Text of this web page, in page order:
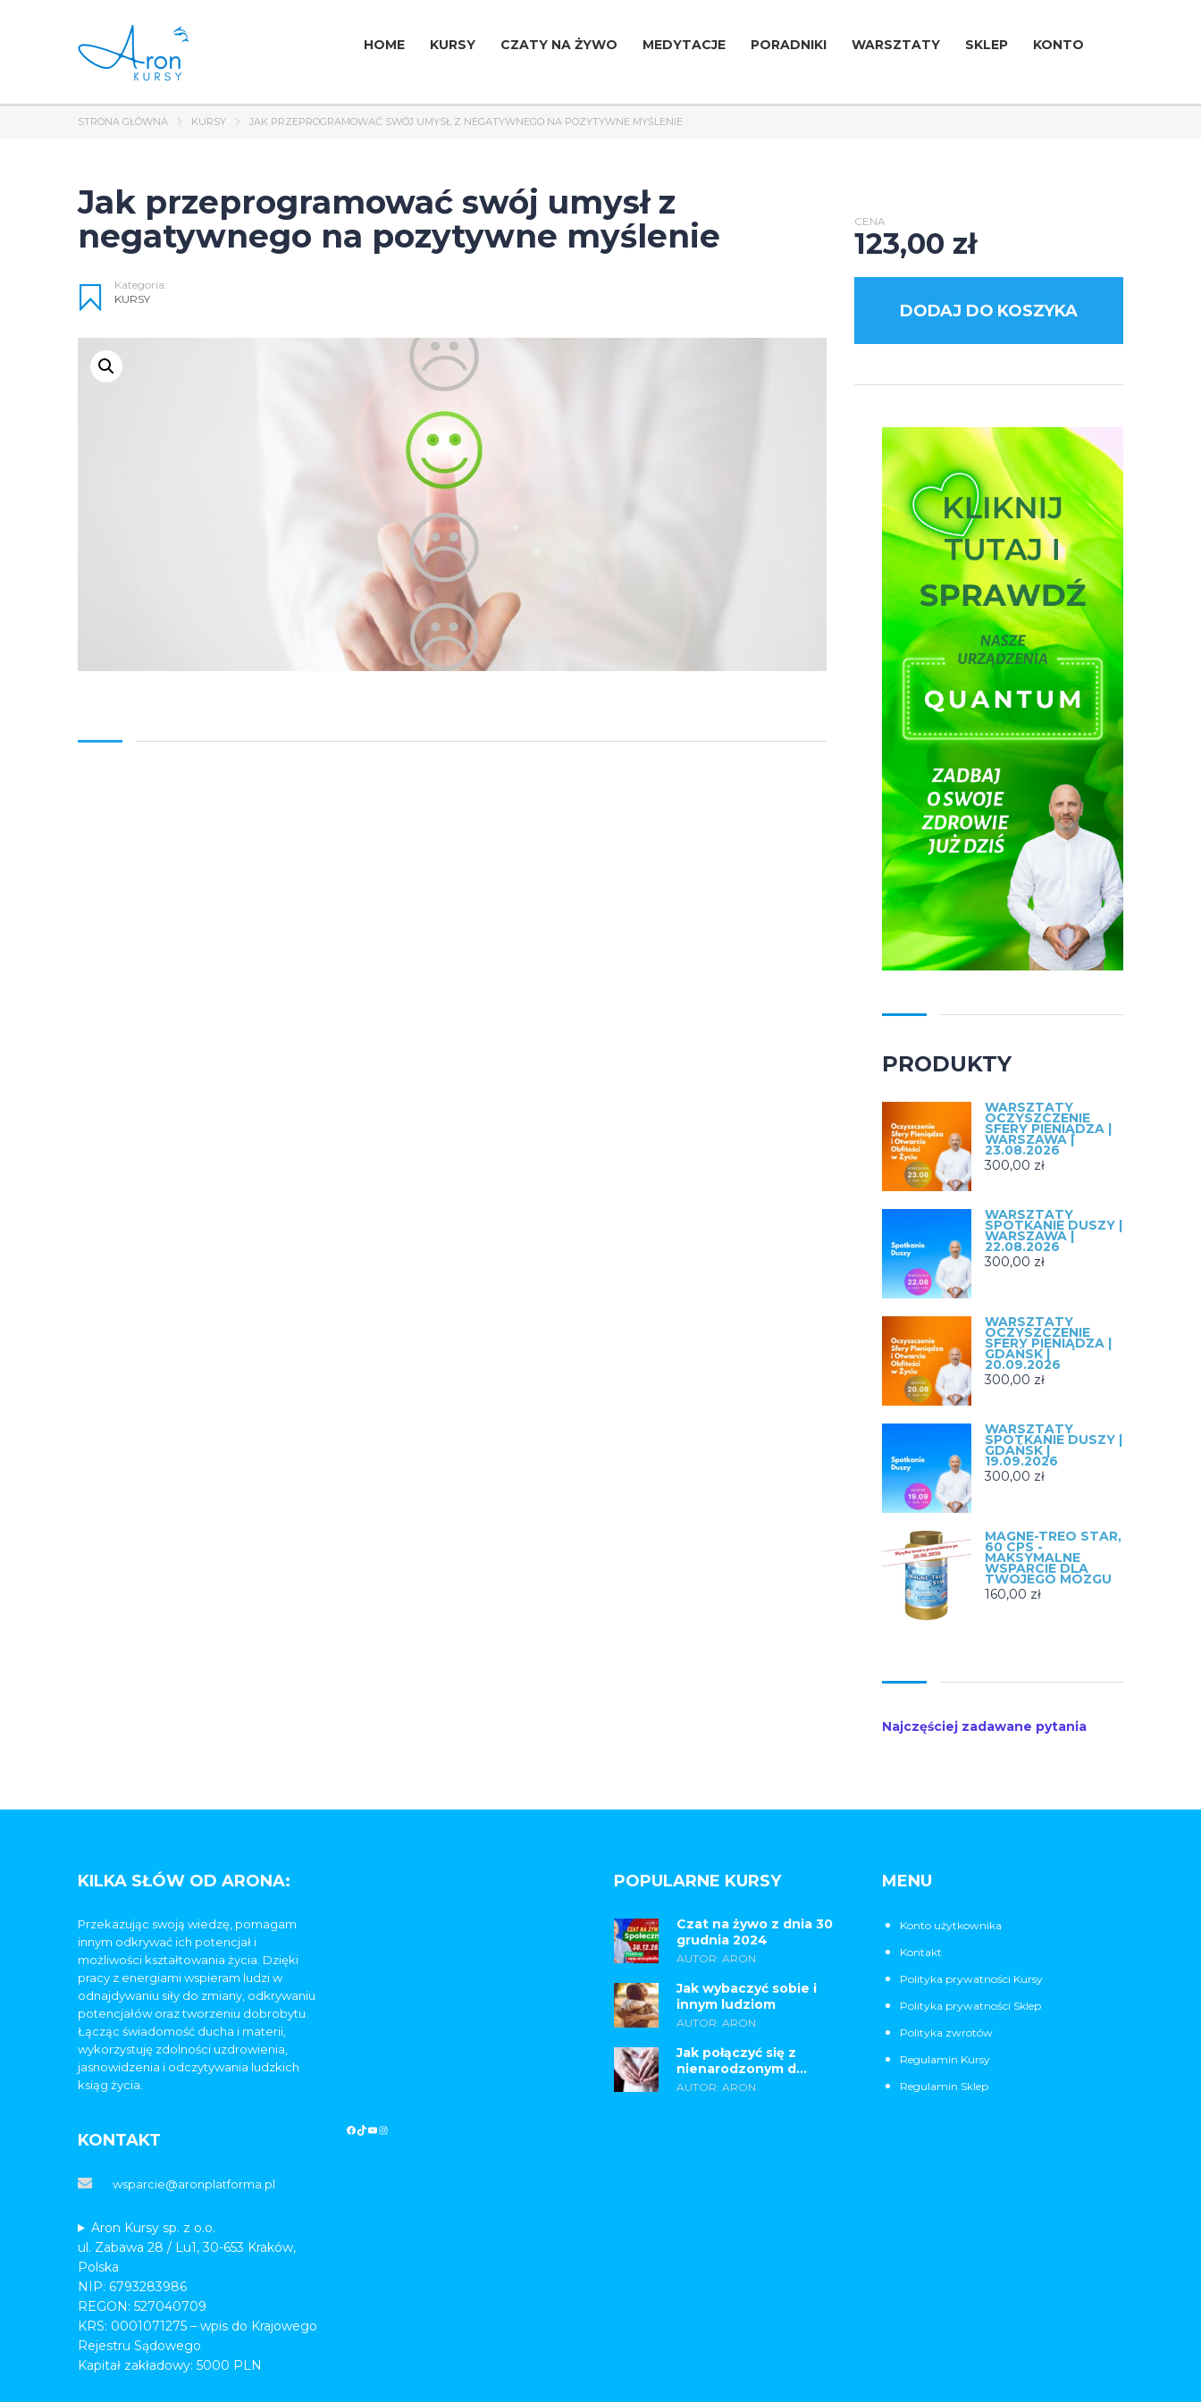
HOME KURSY CZATY NA ŻYWO MEDYTACJE PORADNIKI WARSZTATY SKLEP KONTO
STRONA GŁÓWNA KURSY JAK PRZEPROGRAMOWAĆ SWÓJ UMYSŁ Z NEGATYWNEGO NA POZYTYWNE MYŚLENIE
Jak przeprogramować swój umysł z
negatywnego na pozytywne myślenie
Kategoria:
KURSY
CENA
123,00 zł
DODAJ DO KOSZYKA
PRODUKTY
WARSZTATY
OCZYSZCZENIE
SFERY PIENIĄDZA |
WARSZAWA |
23.08.2026
300,00 zł
WARSZTATY
SPOTKANIE DUSZY |
WARSZAWA |
22.08.2026
300,00 zł
WARSZTATY
OCZYSZCZENIE
SFERY PIENIĄDZA |
GDAŃSK |
20.09.2026
300,00 zł
WARSZTATY
SPOTKANIE DUSZY |
GDAŃSK |
19.09.2026
300,00 zł
MAGNE-TREO STAR,
60 CPS -
MAKSYMALNE
WSPARCIE DLA
TWOJEGO MÓZGU
160,00 zł
Najczęściej zadawane pytania
KILKA SŁÓW OD ARONA:
Przekazując swoją wiedzę, pomagam
innym odkrywać ich potencjał i
możliwości kształtowania życia. Dzięki
pracy z energiami wspieram ludzi w
odnajdywaniu siły do zmiany, odkrywaniu
potencjałów oraz tworzeniu dobrobytu.
Łącząc świadomość ducha i materii,
wykorzystuję zdolności uzdrowienia,
jasnowidzenia i odczytywania ludzkich
ksiąg życia.
POPULARNE KURSY
Czat na żywo z dnia 30
grudnia 2024
AUTOR: ARON
Jak wybaczyć sobie i
innym ludziom
AUTOR: ARON
Jak połączyć się z
nienarodzonym d...
AUTOR: ARON
MENU
Konto użytkownika
Kontakt
Polityka prywatności Kursy
Polityka prywatności Sklep
Polityka zwrotów
Regulamin Kursy
Regulamin Sklep
KONTAKT
wsparcie@aronplatforma.pl
Aron Kursy sp. z o.o.
ul. Zabawa 28 / Lu1, 30-653 Kraków,
Polska
NIP: 6793283986
REGON: 527040709
KRS: 0001071275 – wpis do Krajowego
Rejestru Sądowego
Kapitał zakładowy: 5000 PLN